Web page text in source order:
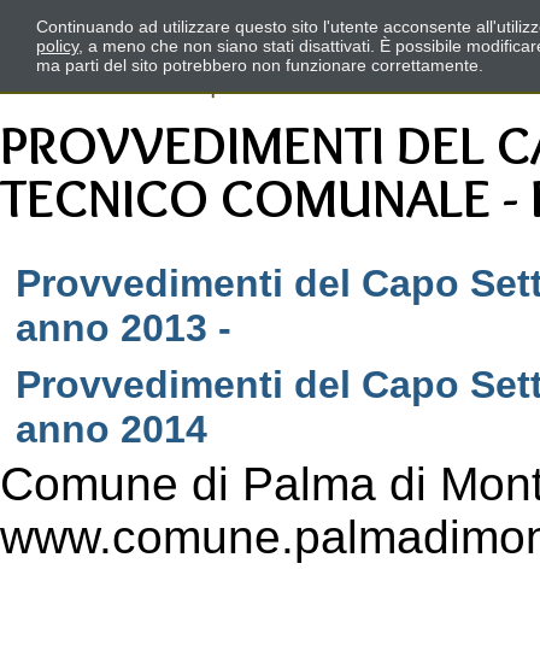
PROVVEDIMENTI DEL
TECNICO COMUNALE -
Provvedimenti del Capo
anno 2013 -
Provvedimenti del Capo
anno 2014
Comune di Palma di
Continuando ad utilizzare questo sito l'utente acconsente
policy, a meno che non siano stati disattivati. È possibile
ma parti del sito potrebbero non funzionare correttamente.